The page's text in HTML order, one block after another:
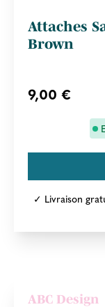
Attaches
Brown
9,00 €
✓ Livraison
ABC Design